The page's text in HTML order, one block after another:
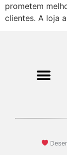
prometem
clientes. A loja